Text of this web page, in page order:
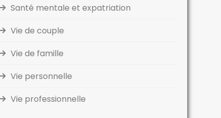
Santé mentale et expatriation
Vie de couple
Vie de famille
Vie personnelle
Vie professionnelle